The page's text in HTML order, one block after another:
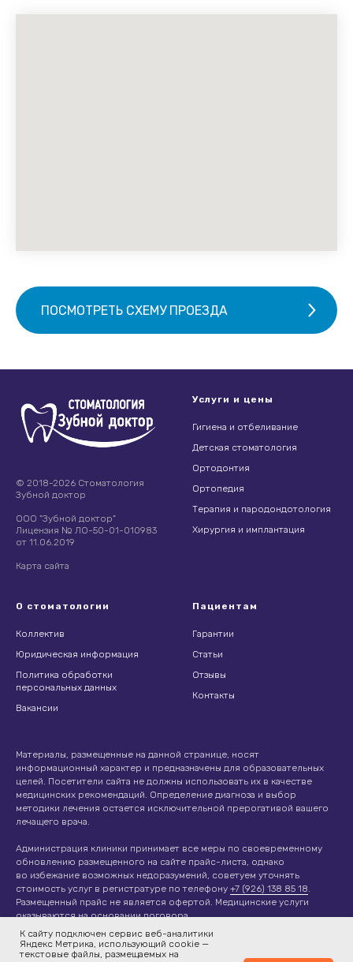
ПОСМОТРЕТЬ СХЕМУ ПРОЕЗДА
© 2018-2026 Стоматология
Зубной доктор
ООО "Зубной доктор"
Лицензия № ЛО-50-01-010983
от 11.06.2019
Карта сайта
Услуги и цены
Гигиена и отбеливание
Детская стоматология
Ортодонтия
Ортопедия
Терапия и пародондотология
Хирургия и имплантация
О стоматологии
Коллектив
Юридическая информация
Политика обработки
персональных данных
Вакансии
Пациентам
Гарантии
Статьи
Отзывы
Контакты
Материалы, размещенные на данной странице, носят
информационный характер и предназначены для образовательных
целей. Посетители сайта не должны использовать их в качестве
медицинских рекомендаций. Определение диагноза и выбор
методики лечения остается исключительной прерогативой вашего
лечащего врача.
Администрация клиники принимает все меры по своевременному
обновлению размещенного на сайте прайс-листа, однако
во избежание возможных недоразумений, советуем уточнять
стоимость услуг в регистратуре по телефону +7 (926) 138 85 18.
Размещенный прайс не является офертой. Медицинские услуги
оказываются на основании договора.
К сайту подключен сервис веб-аналитики
Яндекс Метрика, использующий cookie —
текстовые файлы, размещаемых на